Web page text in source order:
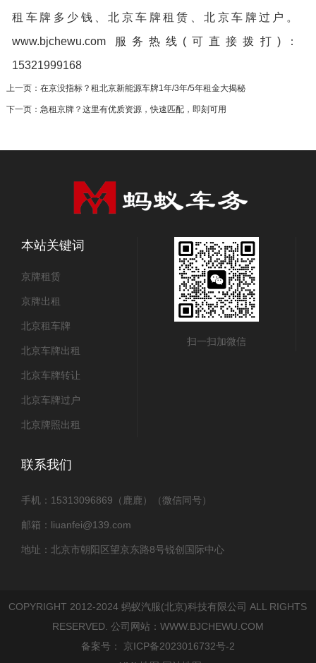
租车牌多少钱、北京车牌租赁、北京车牌过户。
www.bjchewu.com 服务热线(可直接拨打)：
15321999168
上一页： 在京没指标？租北京新能源车牌1年/3年/5年租金大揭秘
下一页： 急租京牌？这里有优质资源，快速匹配，即刻可用
本站关键词
京牌租赁
京牌出租
北京租车牌
北京车牌出租
北京车牌转让
北京车牌过户
北京牌照出租
扫一扫加微信
联系我们
手机：15313096869（鹿鹿）（微信同号）
邮箱：liuanfei@139.com
地址：北京市朝阳区望京东路8号锐创国际中心
COPYRIGHT 2012-2024 蚂蚁汽服(北京)科技有限公司 ALL RIGHTS
RESERVED. 公司网站： WWW.BJCHEWU.COM
备案号： 京ICP备2023016732号-2